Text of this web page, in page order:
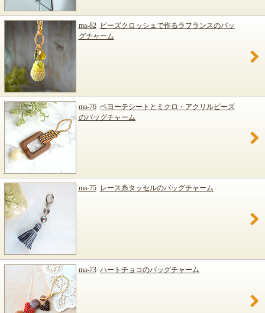
ma-82
ビーズクロッシェで作るラフランスのバッ
グチャーム
ma-76 ペヨーテシートとミクロ・アクリルビーズ
のバッグチャーム
ma-75 レース糸タッセルのバッグチャーム
ma-73 ハートチョコのバッグチャーム